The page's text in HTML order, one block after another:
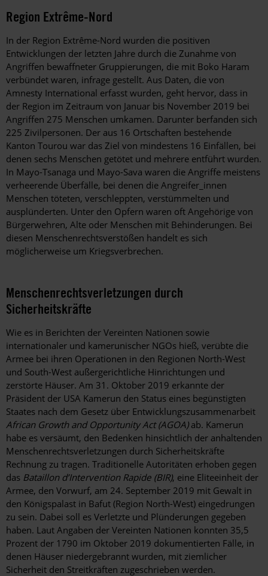
Region Extrême-Nord
In der Region Extrême-Nord wurden die positiven
Entwicklungen der letzten Jahre durch die Zunahme von
Angriffen bewaffneter Gruppierungen, die mit Boko Haram
verbündet waren, infrage gestellt. Aus Daten, die von
Amnesty International erfasst wurden, geht hervor, dass in
der Region im Zeitraum von Januar bis November 2019 bei
Angriffen 275 Menschen umkamen. Darunter berfanden sich
225 Zivilpersonen. Der aus 16 Ortschaften bestehende
Kanton Tourou war das Ziel von mindestens 16 Einfällen, bei
denen sechs Menschen getötet und mehrere entführt wurden.
In Mayo-Tsanaga und Mayo-Sava waren die Angriffe meistens
verheerende Überfälle, bei denen die Angreifer_innen
Menschen töteten, verschleppten, verstümmelten und
ausplünderten. Unter den Opfern waren oft Angehörige von
Bürgerwehren, Alte oder Menschen mit Behinderungen. Bei
diesen Menschenrechtsverstößen handelt es sich
möglicherweise um Kriegsverbrechen.
Menschenrechtsverletzungen durch
Sicherheitskräfte
Wie es in Berichten der Vereinten Nationen sowie
internationaler und kamerunischer NGOs hieß, verübte die
Armee bei ihren Operationen in den Regionen North-West
und South-West außergerichtliche Hinrichtungen und
zerstörte Häuser. Am 31. Oktober 2019 erkannte der
Präsident der USA Kamerun den Status eines begünstigten
Staates nach dem Gesetz über Entwicklungszusammenarbeit
African Growth and Opportunity Act (AGOA)ab. Kamerun
habe es versäumt, den Bedenken hinsichtlich der anhaltenden
Menschenrechtsverletzungen durch Sicherheitskräfte
Rechnung zu tragen. Traditionelle Autoritäten erhoben gegen
das Bataillon d’Intervention Rapide (BIR), eine Eliteeinheit der
Armee, den Vorwurf, am 24. September 2019 mit Gewalt in
den Königspalast in Bafut (Region North-West) eingedrungen
zu sein. Dabei soll es Verletzte und Plünderungen gegeben
haben. Laut Angaben der Vereinten Nationen konnten 35,5
Prozent der 1790 im Oktober 2019 dokumentierten Fälle, in
denen Häuser niedergebrannt wurden, mit ziemlicher
Sicherheit den Streitkräften zugeschrieben werden.